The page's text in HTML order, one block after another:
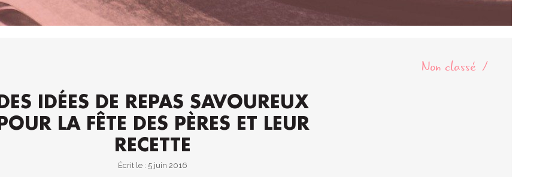
Non classé
DES IDÉES DE REPAS SAVOUREUX
POUR LA FÊTE DES PÈRES ET LEUR
RECETTE
Écrit le : 5 juin 2016